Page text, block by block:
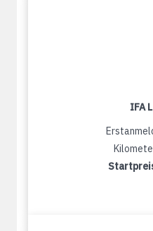
IFA